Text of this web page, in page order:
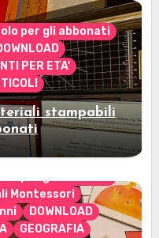
solo per gli abbonati
PER ETA'
stampabili
Montessori
DOWNLOAD
GEOGRAFIA